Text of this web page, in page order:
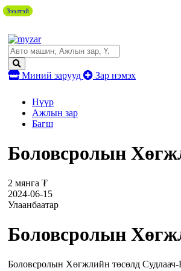
Миний зарууд Зар нэмэх
Нүүр
Ажлын зар
Багш
Боловсролын
2 мянга ₮
2024-06-15
Улаанбаатар
Боловсролын
Боловсролын Хөгжлийн төсөлд Судлаач-
Зээлтэй
Зээлтэй
Зээлтэй